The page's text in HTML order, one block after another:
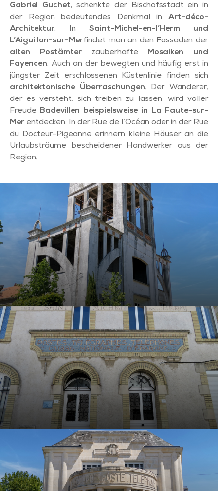
Gabriel Guchet, schenkte der Bischofsstadt ein in
der Region bedeutendes Denkmal in Art-déco-
Architektur. In Saint-Michel-en-l’Herm und
L’Aiguillon-sur-Merfindet man an den Fassaden der
alten Postämterzauberhafte Mosaiken und
Fayencen. Auch an der bewegten und häufig erst in
jüngster Zeit erschlossenen Küstenlinie finden sich
architektonische Überraschungen. Der Wanderer,
der es versteht, sich treiben zu lassen, wird voller
Freude Badevillen beispielsweise in La Faute-sur-
Mer entdecken. In der Rue de l‘Océan oder in der Rue
du Docteur-Pigeanne erinnern kleine Häuser an die
Urlaubsträume bescheidener Handwerker aus der
Region.